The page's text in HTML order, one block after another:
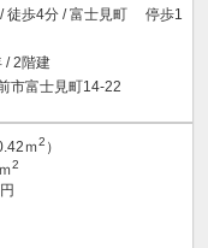
/ 徒歩4分 / 富士見町 停歩1
/ 2階建
市富士見町14-22
ｍ2 ）
2